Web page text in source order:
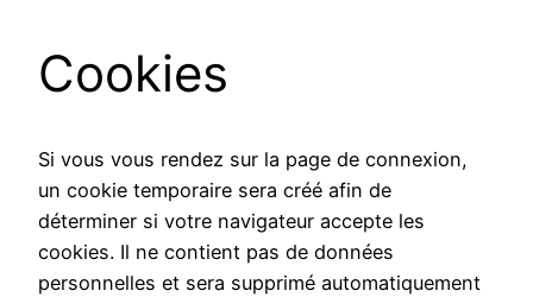
Cookies
Si vous vous rendez sur la page de connexion,
un cookie temporaire sera créé afin de
déterminer si votre navigateur accepte les
cookies. Il ne contient pas de données
personnelles et sera supprimé automatiquement